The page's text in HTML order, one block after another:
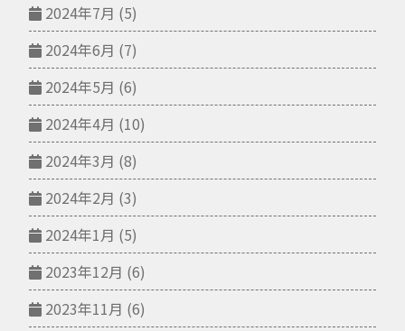
2024年7月 (5)
2024年6月 (7)
2024年5月 (6)
2024年4月 (10)
2024年3月 (8)
2024年2月 (3)
2024年1月 (5)
2023年12月 (6)
2023年11月 (6)